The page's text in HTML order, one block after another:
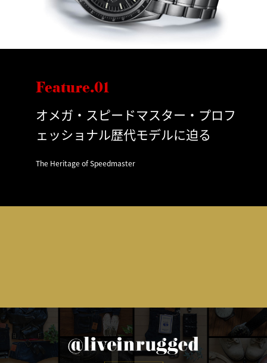
Feature.01
オメガ・スピードマスター・プロフ
ェッショナル歴代モデルに迫る
The Heritage of Speedmaster